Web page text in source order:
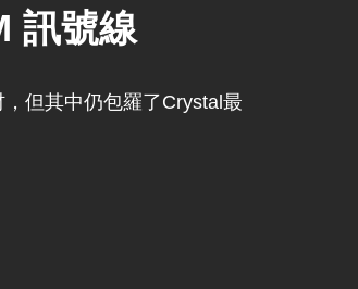
訊號線
但其中仍包羅了Crystal最